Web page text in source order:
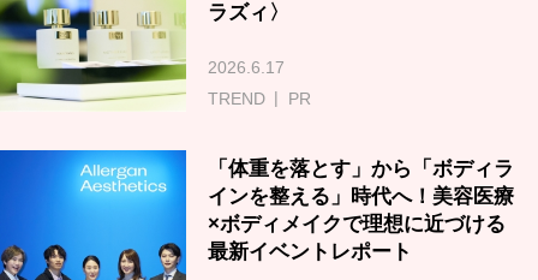
ラズィ〉
2026.6.17
TREND
PR
「体重を落とす」から「ボディラ
インを整える」時代へ！美容医療
×ボディメイクで理想に近づける
最新イベントレポート